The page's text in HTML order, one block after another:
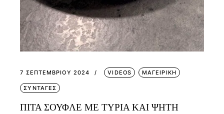
7 ΣΕΠΤΕΜΒΡΊΟΥ 2024 VIDEOS ΜΑΓΕΙΡΙΚΗ
ΣΥΝΤΑΓΕΣ
ΠΙΤΑ ΣΟΥΦΛΕ ΜΕ ΤΥΡΙΑ ΚΑΙ ΨΗΤΗ